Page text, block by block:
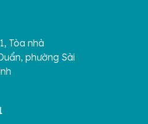
Tòa nhà
phường Sài